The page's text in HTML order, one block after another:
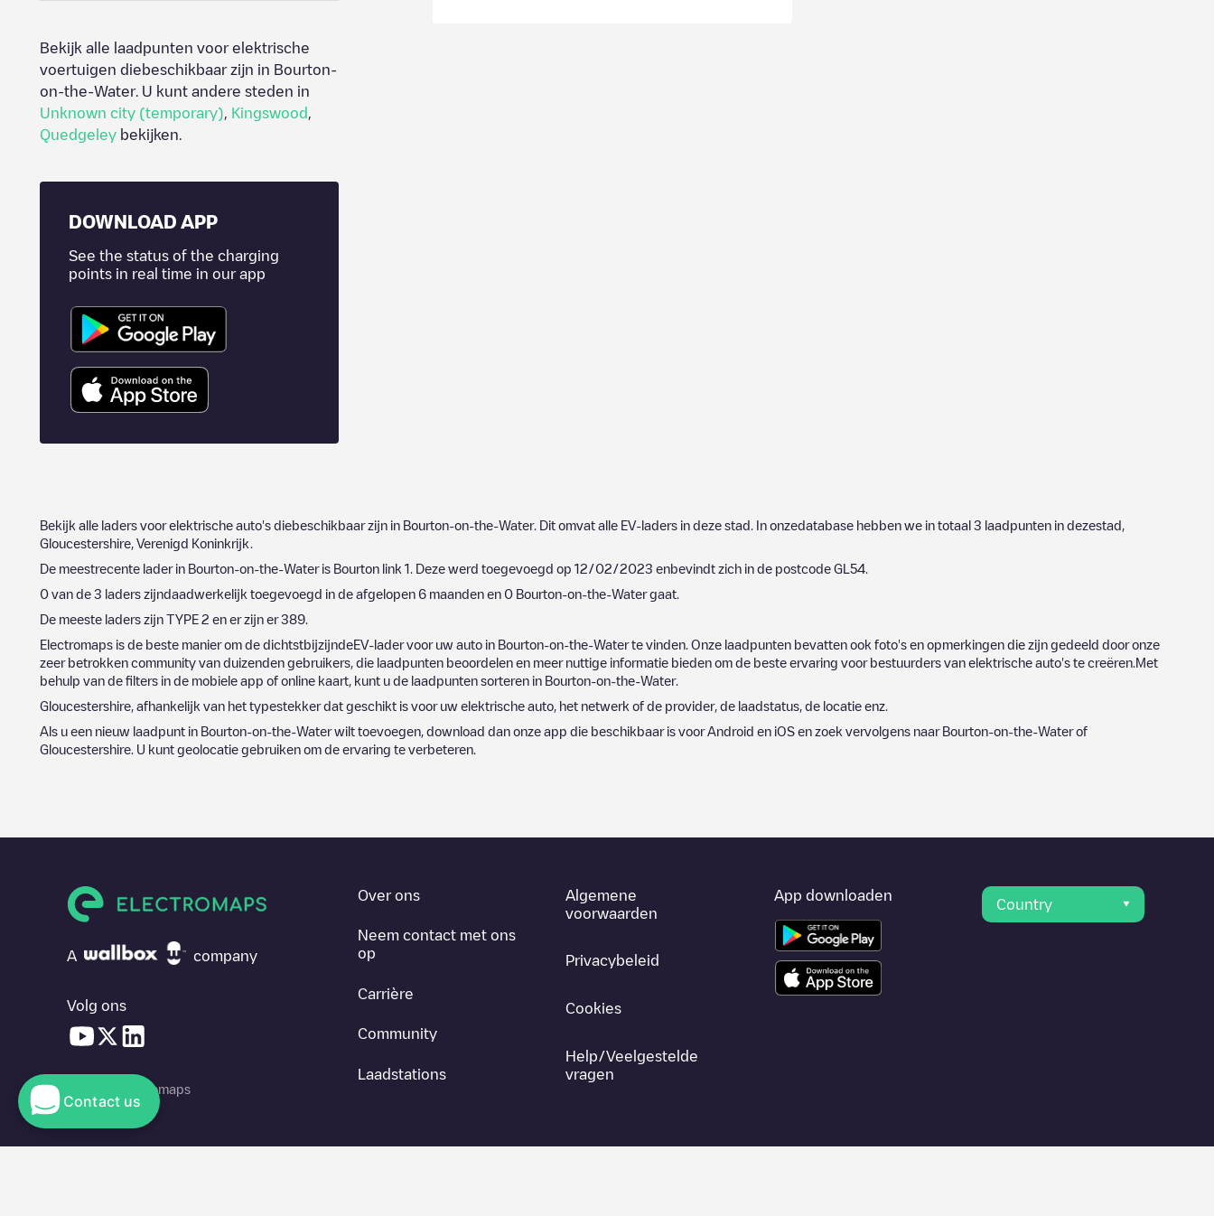
Bekijk alle laadpunten voor elektrische
voertuigen diebeschikbaar zijn in Bourton-
on-the-Water. U kunt andere steden in
Unknown city (temporary)
Kingswood
Quedgeley bekijken.
DOWNLOAD APP
See the status of the charging
points in real time in our app
Bekijk alle laders voor elektrische auto's diebeschikbaar zijn in Bourton-on-the-Water. Dit omvat alle EV-laders in deze stad. In onzedatabase hebben we in totaal 3 laadpunten in dezestad,
Gloucestershire Verenigd Koninkrijk
De meestrecente lader in Bourton-on-the-Wateris Bourton link 1 . Deze werd toegevoegd op 12/02/2023 enbevindt zich in de postcode GL54
0 van de 3 laders zijndaadwerkelijk toegevoegd in de afgelopen 6 maanden en 0 Bourton-on-the-Watergaat.
De meeste laders zijn TYPE 2 en er zijn er389
Electromaps is de beste manier om de dichtstbijzijndeEV-lader voor uw auto in Bourton-on-the-Waterte vinden. Onze laadpunten bevatten ook foto's en opmerkingen die zijn gedeeld door onze
zeer betrokken community van duizenden gebruikers, die laadpunten beoordelen en meer nuttige informatie bieden om de beste ervaring voor bestuurders van elektrische auto's te creëren.Met
behulp van de filters in de mobiele app of online kaart, kunt u de laadpunten sorteren in Bourton-on-the-Water.
Gloucestershire , afhankelijk van het typestekker dat geschikt is voor uw elektrische auto, het netwerk of de provider, de laadstatus, de locatie enz.
Als u een nieuw laadpunt in Bourton-on-the-Waterwilt toevoegen, download dan onze app die beschikbaar is voor Android en iOS en zoek vervolgens naar Bourton-on-the-Waterof
Gloucestershire . U kunt geolocatie gebruiken om de ervaring te verbeteren.
A company
Volg ons
© 2026 Electromaps
Over ons
Neem contact met ons
op
Carrière
Community
Laadstations
Algemene
voorwaarden
Privacybeleid
Cookies
Help/Veelgestelde
vragen
App downloaden
Country
Contact us